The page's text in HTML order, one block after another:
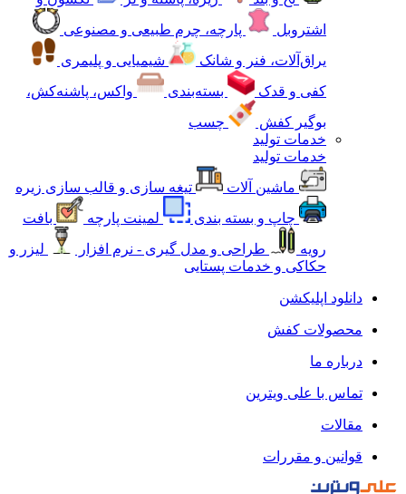
اشتروبل
پارچه، چرم طبیعی و مصنوعی
یراق‌آلات، فنر و شانک
شیمیایی و پلیمری
کفی و قدک
بسته‌بندی
واکس، پاشنه‌کش،
بوگیر کفش
چسب
خدمات تولید
خدمات تولید
ماشین آلات
تیغه سازی و قالب سازی زیره
چاپ و بسته بندی
لمینت پارچه
بافت
رویه
طراحی و مدل گیری - نرم افزار
لیزر و
حکاکی و خدمات پستایی
دانلود اپلیکشن
محصولات کفش
درباره ما
تماس با علی ویترین
مقالات
قوانین و مقررات